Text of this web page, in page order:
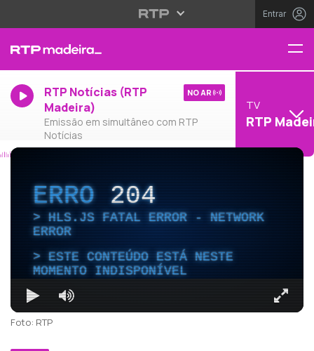
Entrar
RTP Notícias (RTP
Madeira)
Emissão em simultâneo com RTP
Notícias
NO AR
TV
RTP
ERRO204
HLS.JS FATAL ERROR - NETWORK
ERROR
ESTE CONTEÚDO ESTÁ NESTE
MOMENTO INDISPONÍVEL
Foto: RTP